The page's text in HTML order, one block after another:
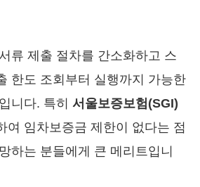
류 제출 절차를 간소화하고 스
한도 조회부터 실행까지 가능한
니다. 특히 서울보증보험(SGI)
여 임차보증금 제한이 없다는 점
하는 분들에게 큰 메리트입니